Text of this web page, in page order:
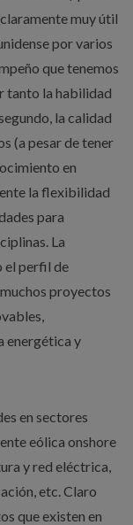
muy útil
por varios
que tenemos
tanto la habilidad
la calidad
(a pesar de tener
en
la flexibilidad
para
La
el perfil de
proyectos
energética y
en sectores
eólica onshore
y red eléctrica,
etc. Claro
que existen en